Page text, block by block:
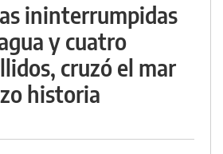
ininterrumpidas
y cuatro
cruzó el mar
historia